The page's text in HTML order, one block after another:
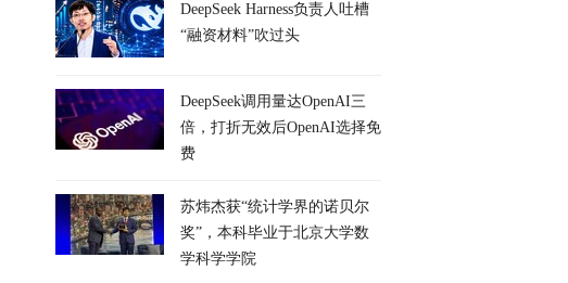
DeepSeek Harness负责人吐槽
“融资材料”吹过头
DeepSeek调用量达OpenAI三
倍，打折无效后OpenAI选择免
费
苏炜杰获“统计学界的诺贝尔
奖”，本科毕业于北京大学数
学科学学院